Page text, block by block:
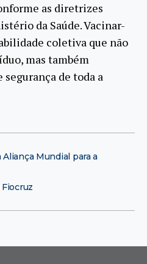
as diretrizes
da Saúde. Vacinar-
coletiva que não
mas também
segurança de toda a
Mundial para a